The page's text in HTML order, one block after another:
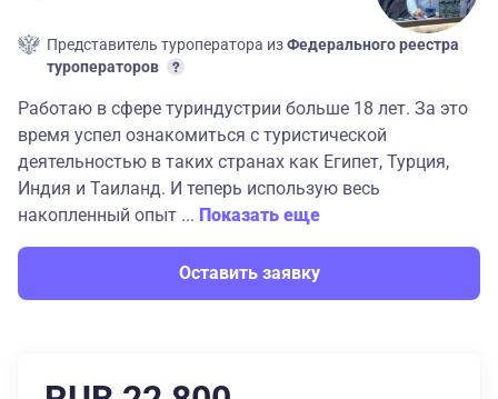
Представитель туроператора изФедерального реестра
туроператоров
Работаю в сфере туриндустрии больше 18 лет. За это
время успел ознакомиться с туристической
деятельностью в таких странах как Египет, Турция,
Индия и Таиланд. И теперь использую весь
накопленный опыт ... Показать еще
Оставить заявку